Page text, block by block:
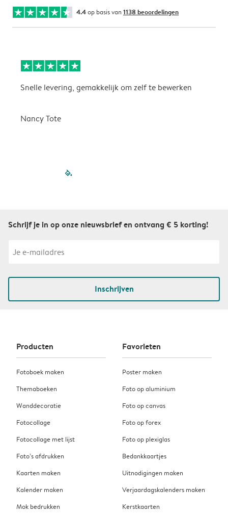
4.4op basis van 1138 beoordelingen
Snelle levering, gemakkelijk om zelf te bewerken
Nancy Tote
filled-pagination
Schrijf je in op onze nieuwsbrief en ontvang € 5 korting!
Inschrijven
Producten
Fotoboek maken
Themaboeken
Wanddecoratie
Fotocollage
Fotocollage met lijst
Foto’s afdrukken
Kaarten maken
Kalender maken
Mok bedrukken
Favorieten
Poster maken
Foto op aluminium
Foto op canvas
Foto op forex
Foto op plexiglas
Bedankkaartjes
Uitnodigingen maken
Verjaardagskalenders maken
Kerstkaarten